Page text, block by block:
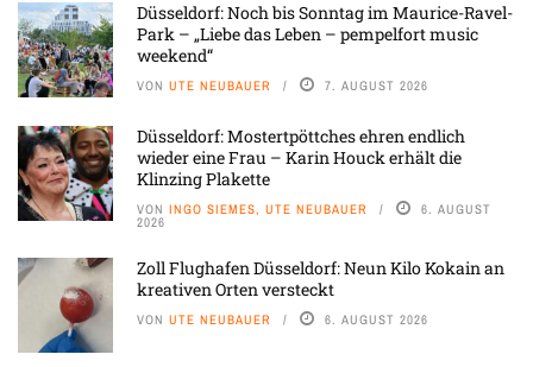
Düsseldorf: Noch bis Sonntag im Maurice-Ravel-
Park – „Liebe das Leben – pempelfort music
weekend“
VON UTE NEUBAUER 7. AUGUST 2026
Düsseldorf: Mostertpöttches ehren endlich
wieder eine Frau – Karin Houck erhält die
Klinzing Plakette
VON INGO SIEMES, UTE NEUBAUER 6. AUGUST
2026
Zoll Flughafen Düsseldorf: Neun Kilo Kokain an
kreativen Orten versteckt
VON UTE NEUBAUER 6. AUGUST 2026